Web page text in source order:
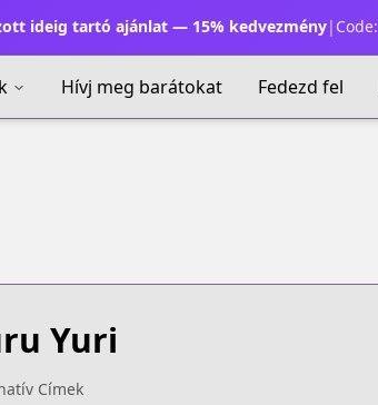
ideig tartó ajánlat — 15% kedvezmény| Code:
Hívj meg barátokat Fedezd fel
Yuri
Címek